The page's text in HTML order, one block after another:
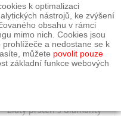
Zlatý prsten s diamanty
k optimalizaci
nástrojů, ke zvýšení
obsahu v rámci
mimo nich. Cookies jsou
a nedostane se k
můžete povolit pouze
základní funkce webových